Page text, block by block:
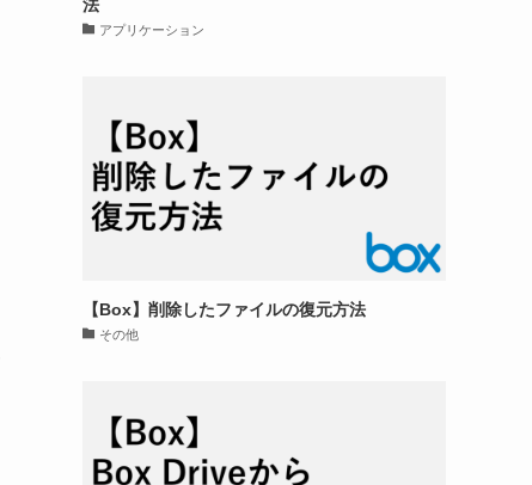
法
アプリケーション
【Box】削除したファイルの復元方法
その他